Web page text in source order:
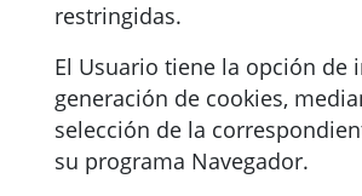
restringidas.
El Usuario tiene la opción de
generación de cookies,
selección de la
su programa Navegador.